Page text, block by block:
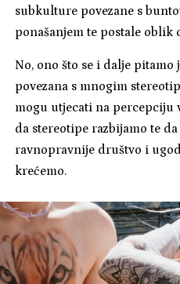
subkulture povezane s
ponašanjem te postale oblik
No, ono što se i dalje pitamo
povezana s mnogim
mogu utjecati na percepciju
da stereotipe razbijamo te
ravnopravnije društvo i
krećemo.